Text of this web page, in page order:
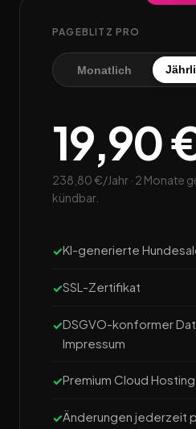
PAGEBLITZ PRO
Monatlich
19,90
238,80 €/Jahr · 2 Monate
kündbar.
KI-generierte
SSL-Zertifikat
DSGVO-konformer
Impressum
Premium Cloud Hosting
Änderungen jederzeit